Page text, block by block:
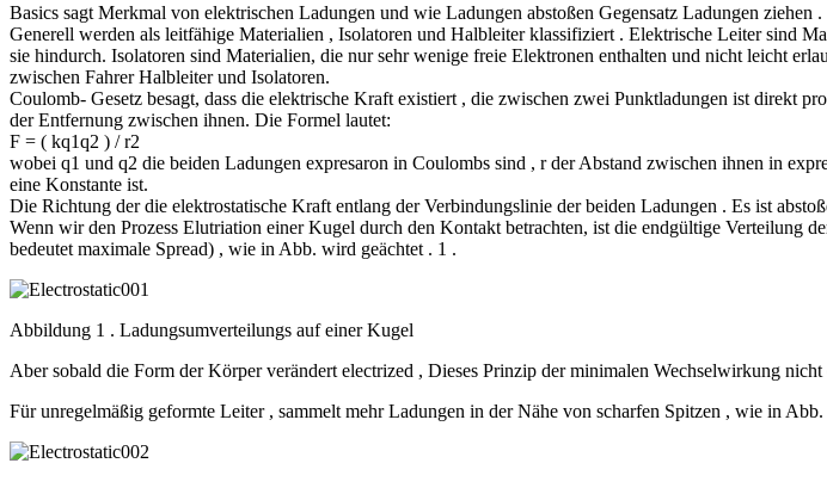
Basics sagt Merkmal von elektrischen Ladungen und wie Ladungen abstoßen Gegensatz Ladungen ziehen .
Generell werden als leitfähige Materialien , Isolatoren und Halbleiter klassifiziert . Elektrische Leiter sind
sie hindurch. Isolatoren sind Materialien, die nur sehr wenige freie Elektronen enthalten und nicht leicht
zwischen Fahrer Halbleiter und Isolatoren.
Coulomb- Gesetz besagt, dass die elektrische Kraft existiert , die zwischen zwei Punktladungen ist direkt
der Entfernung zwischen ihnen. Die Formel lautet:
F = ( kq1q2 ) / r2
wobei q1 und q2 die beiden Ladungen expresaron in Coulombs sind , r der Abstand zwischen ihnen in
eine Konstante ist.
Die Richtung der die elektrostatische Kraft entlang der Verbindungslinie der beiden Ladungen . Es ist
Wenn wir den Prozess Elutriation einer Kugel durch den Kontakt betrachten, ist die endgültige Verteilung
bedeutet maximale Spread) , wie in Abb. wird geächtet . 1 .
Abbildung 1 . Ladungsumverteilungs auf einer Kugel
Aber sobald die Form der Körper verändert electrized , Dieses Prinzip der minimalen Wechselwirkung nicht
Für unregelmäßig geformte Leiter , sammelt mehr Ladungen in der Nähe von scharfen Spitzen , wie in